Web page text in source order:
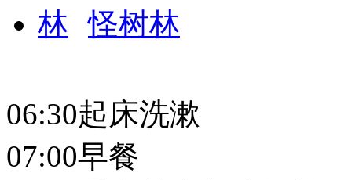
怪树林
06:30起床洗漱
07:00早餐